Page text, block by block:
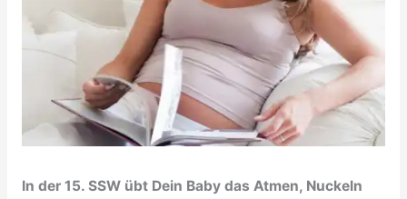
In der 15. SSW übt Dein Baby das Atmen, Nuckeln